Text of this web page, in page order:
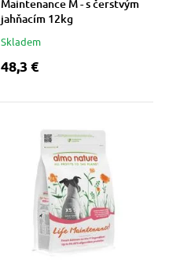
Maintenance M - s čerstvým
jahňacím 12kg
Skladem
48,3 €